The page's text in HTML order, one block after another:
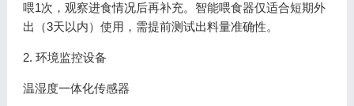
喂1次，观察进食情况后再补充。智能喂食器仅适合短期外
出（3天以内）使用，需提前测试出料量准确性。
2. 环境监控设备
温湿度一体化传感器